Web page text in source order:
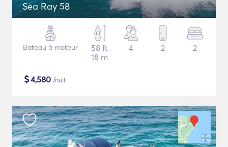
Sea Ray 58
Bateau à moteur
58 ft
18 m
4 2 2
$4,580 /nuit